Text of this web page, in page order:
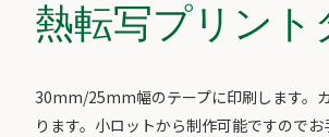
熱転写プリント
30mm/25mm幅のテープに印刷します。
ります。小ロットから制作可能ですので